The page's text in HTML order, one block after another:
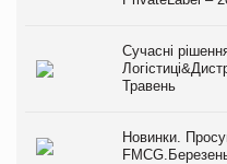
Сучасні
Травень
Новинки.